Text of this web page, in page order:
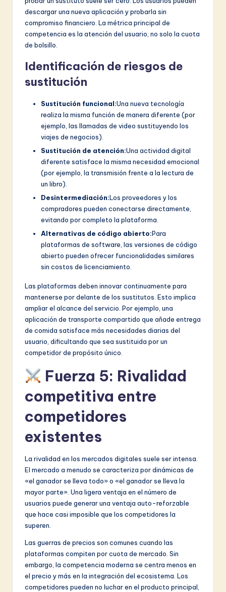
descargar una nueva aplicación y probarla sin
compromiso financiero. La métrica principal de
competencia es la atención del usuario, no solo la cuota
de bolsillo.
Identificación de riesgos de
sustitución
Sustitución funcional:Una nueva tecnología
realiza la misma función de manera diferente (por
ejemplo, las llamadas de video sustituyendo los
viajes de negocios).
Sustitución de atención:Una actividad digital
diferente satisface la misma necesidad emocional
(por ejemplo, la transmisión frente a la lectura de
un libro).
Desintermediación:Los proveedores y los
compradores pueden conectarse directamente,
evitando por completo la plataforma.
Alternativas de código abierto:Para
plataformas de software, las versiones de código
abierto pueden ofrecer funcionalidades similares
sin costos de licenciamiento.
Las plataformas deben innovar continuamente para
mantenerse por delante de los sustitutos. Esto implica
ampliar el alcance del servicio. Por ejemplo, una
aplicación de transporte compartido que añade entrega
de comida satisface más necesidades diarias del
usuario, dificultando que sea sustituida por un
competidor de propósito único.
Fuerza 5: Rivalidad
competitiva entre
competidores
existentes
La rivalidad en los mercados digitales suele ser intensa.
El mercado a menudo se caracteriza por dinámicas de
«el ganador se lleva todo» o «el ganador se lleva la
mayor parte». Una ligera ventaja en el número de
usuarios puede generar una ventaja auto-reforzable
que hace casi imposible que los competidores la
superen.
Las guerras de precios son comunes cuando las
plataformas compiten por cuota de mercado. Sin
embargo, la competencia moderna se centra menos en
el precio y más en la integración del ecosistema. Los
competidores pueden no luchar en el producto principal,